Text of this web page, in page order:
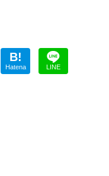
B!
Hatena LINE